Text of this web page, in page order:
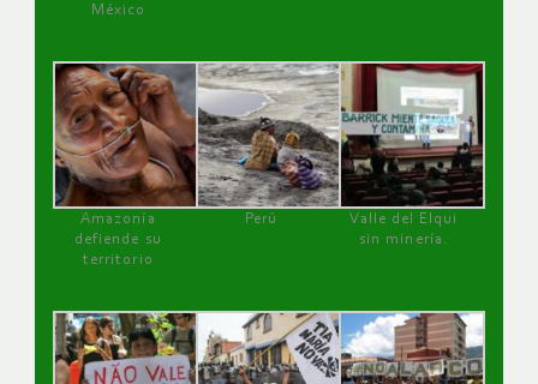
México
Amazonía
defiende su
territorio
Perú
Valle del Elqui
sin minería.